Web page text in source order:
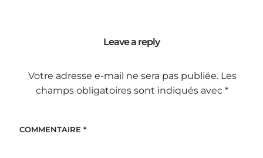
Leave a reply
Votre adresse e-mail ne sera pas publiée. Les
champs obligatoires sont indiqués avec*
COMMENTAIRE *